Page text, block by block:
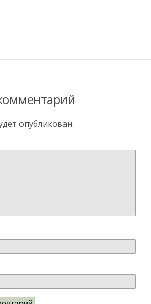
опубликован.